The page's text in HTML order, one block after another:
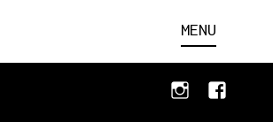
MENU
instagramfacebook